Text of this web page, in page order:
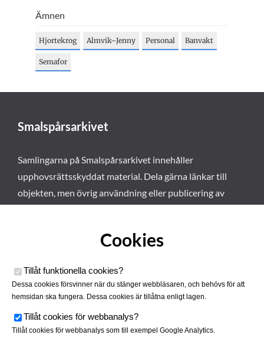
Ämnen
Hjortekrog Almvik–Jenny Personal Banvakt
Semafor
Smalspårsarkivet
Samlingarna på Smalspårsarkivet innehåller
upphovsrättsskyddat material. Dela gärna länkar till
objekten, men övrig användning eller publicering av
Cookies
Tillåt funktionella cookies?
Dessa cookies försvinner när du stänger webbläsaren, och behövs för att
hemsidan ska fungera. Dessa cookies är tillåtna enligt lagen.
Tillåt cookies för webbanalys?
Tillåt cookies för webbanalys som till exempel Google Analytics.